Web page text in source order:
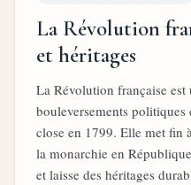
La Révolution
et héritages
La Révolution française est
bouleversements
close en 1799. Elle met fin
la monarchie en
et laisse des héritages